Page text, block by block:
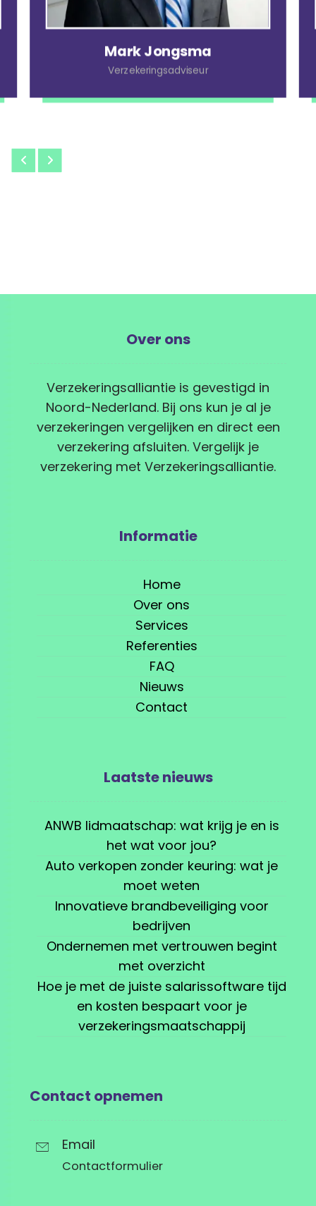
Mark Jongsma
Verzekeringsadviseur
Over ons
Verzekeringsalliantie is gevestigd in
Noord-Nederland. Bij ons kun je al je
verzekeringen vergelijken en direct een
verzekering afsluiten. Vergelijk je
verzekering met Verzekeringsalliantie.
Informatie
Home
Over ons
Services
Referenties
FAQ
Nieuws
Contact
Laatste nieuws
ANWB lidmaatschap: wat krijg je en is
het wat voor jou?
Auto verkopen zonder keuring: wat je
moet weten
Innovatieve brandbeveiliging voor
bedrijven
Ondernemen met vertrouwen begint
met overzicht
Hoe je met de juiste salarissoftware tijd
en kosten bespaart voor je
verzekeringsmaatschappij
Contact opnemen
Email
Contactformulier